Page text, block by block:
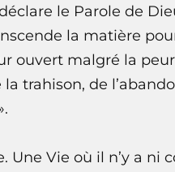
le Parole de
la matière
ouvert malgré la
trahison, de
Une Vie où il n’y a